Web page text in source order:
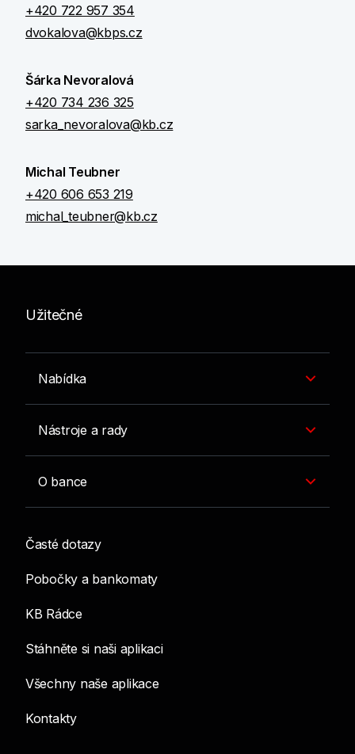
+420 722 957 354
dvokalova@kbps.cz
Šárka Nevoralová
+420 734 236 325
sarka_nevoralova@kb.cz
Michal Teubner
+420 606 653 219
michal_teubner@kb.cz
Užitečné
Nabídka
Nástroje a rady
O bance
Časté dotazy
Pobočky a bankomaty
KB Rádce
Stáhněte si naši aplikaci
Všechny naše aplikace
Kontakty